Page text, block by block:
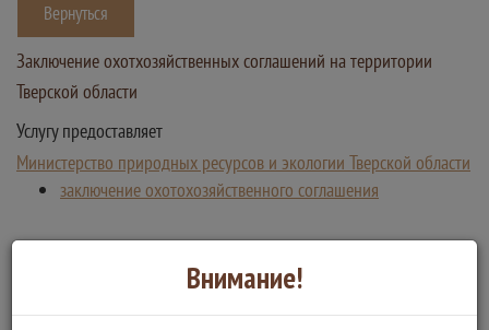
Вернуться
Заключение охотхозяйственных соглашений на территории
Тверской области
Услугу предоставляет
Министерство природных ресурсов и экологии Тверской области
заключение охотохозяйственного соглашения
Внимание!